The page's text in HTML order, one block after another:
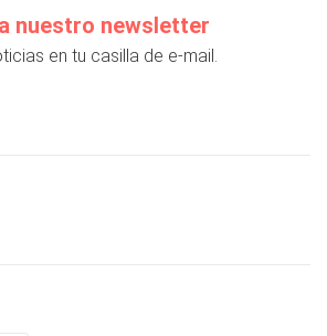
nuestro newsletter
en tu casilla de e-mail.